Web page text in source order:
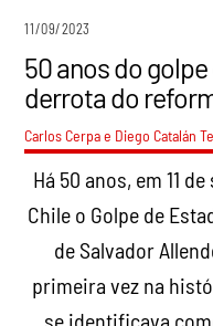
11/09/2023
50 anos do
derrota do
Carlos Cerpa e Diego Catalán
Há 50 anos, em 11
Chile o Golpe de
de Salvador
primeira vez na
se identificava